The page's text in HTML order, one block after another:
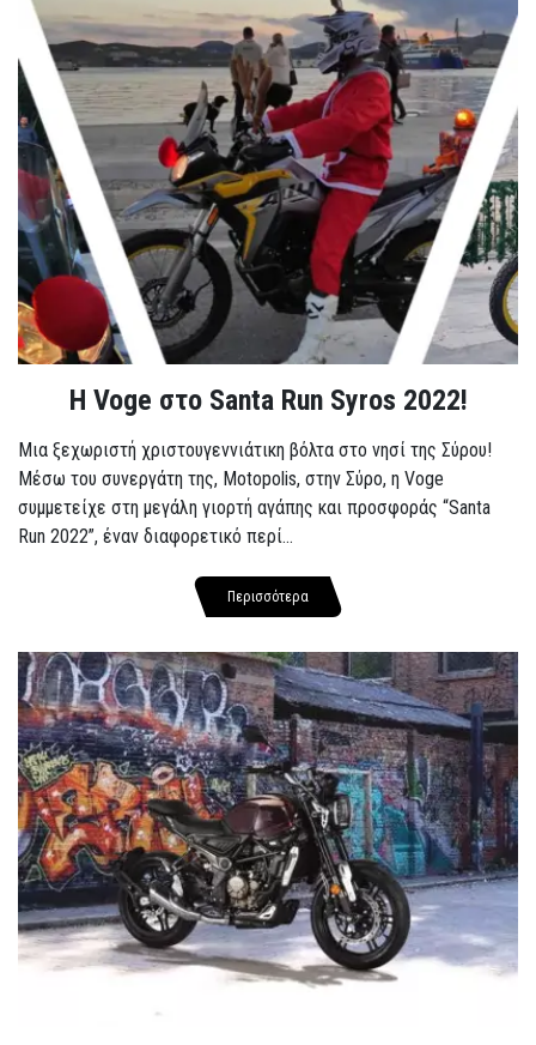
Η Voge στο Santa Run Syros 2022!
Μια ξεχωριστή χριστουγεννιάτικη βόλτα στο νησί της Σύρου!
Μέσω του συνεργάτη της, Motopolis, στην Σύρο, η Voge
συμμετείχε στη μεγάλη γιορτή αγάπης και προσφοράς “Santa
Run 2022”, έναν διαφορετικό περί...
Περισσότερα